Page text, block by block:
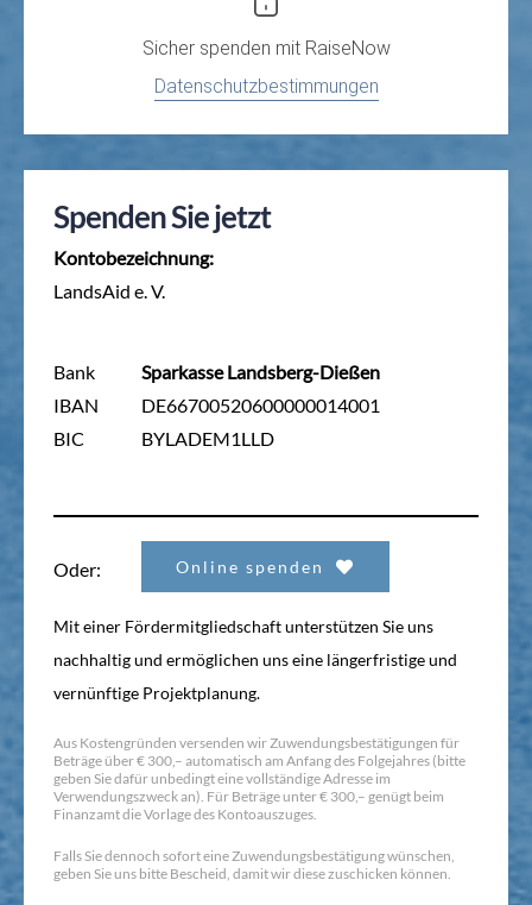
Sicher spenden mit RaiseNow
Datenschutzbestimmungen
Spenden Sie jetzt
Kontobezeichnung:
LandsAid e. V.
Bank
IBAN
BIC
Sparkasse Landsberg-Dießen
DE66700520600000014001
BYLADEM1LLD
Oder: Online spenden
Mit einer Fördermitgliedschaft unterstützen Sie uns
nachhaltig und ermöglichen uns eine längerfristige und
vernünftige Projektplanung.
Aus Kostengründen versenden wir Zuwendungsbestätigungen für
Beträge über € 300,– automatisch am Anfang des Folgejahres (bitte
geben Sie dafür unbedingt eine vollständige Adresse im
Verwendungszweck an). Für Beträge unter € 300,– genügt beim
Finanzamt die Vorlage des Kontoauszuges.
Falls Sie dennoch sofort eine Zuwendungsbestätigung wünschen,
geben Sie uns bitte Bescheid, damit wir diese zuschicken können.